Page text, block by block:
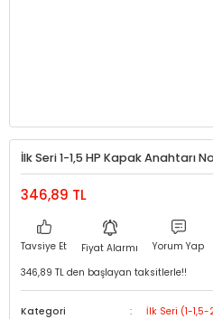
İlk Seri 1-1,5 HP Kapak Anahtarı
346,89 TL
Tavsiye Et Fiyat Alarmı
Yorum Yap
346,89 TL den başlayan taksitlerle!!
Kategori
İlk Seri (1-